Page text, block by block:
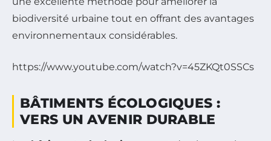
biodiversité urbaine tout en offrant des avantages
environnementaux considérables.
https://www.youtube.com/watch?v=45ZKQt0SSCs
BÂTIMENTS ÉCOLOGIQUES :
VERS UN AVENIR DURABLE